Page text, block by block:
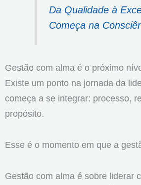
Da Qualidade à
Começa na
Gestão com alma é o próximo
Existe um ponto na jornada da
começa a se integrar: processo,
propósito.
Esse é o momento em que a
Gestão com alma é sobre liderar